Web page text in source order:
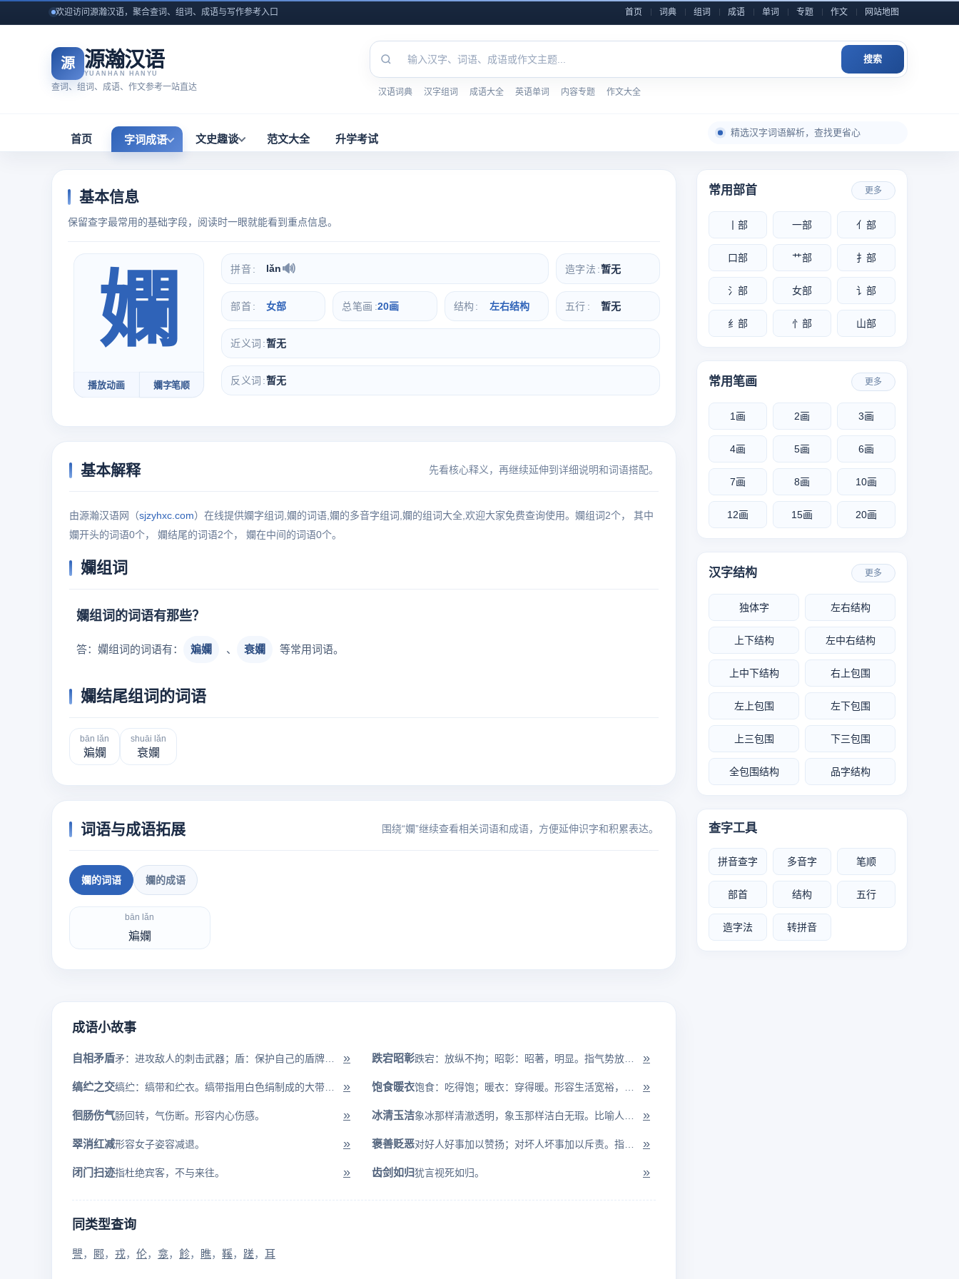
欢迎访问源瀚汉语，聚合查词、组词、成语与写作参考入口 首页 词典 组词 成语 单词 专题 作文 网站地图
源 源瀚汉语
YUANHAN HANYU
查词、组词、成语、作文参考一站直达
搜索
汉语词典 汉字组词 成语大全 英语单词 内容专题 作文大全
首页 字词成语 文史趣谈 范文大全 升学考试 精选汉字词语解析，查找更省心
小学到高中语文内容，分类检索更高效
作文金句和素材灵感，积累写作不发愁
每日积累一点，表达自然更从容
基本信息
保留查字最常用的基础字段，阅读时一眼就能看到重点信息。
孄
播放动画 孄字笔顺
拼音 lǎn🔊 造字法 暂无
部首 女部 总笔画 20画 结构 左右结构 五行 暂无
近义词 暂无
反义词 暂无
基本解释 先看核心释义，再继续延伸到详细说明和词语搭配。
由源瀚汉语网（sjzyhxc.com）在线提供孄字组词,孄的词语,孄的多音字组词,孄的组词大全,欢迎大家免费查询使用。孄组词2个， 其中
孄开头的词语0个， 孄结尾的词语2个， 孄在中间的词语0个。
孄组词
孄组词的词语有那些？
答：孄组词的词语有： 斒孄 、 衰孄 等常用词语。
孄结尾组词的词语
bān lăn
斒孄
shuāi lăn
衰孄
词语与成语拓展 围绕“孄”继续查看相关词语和成语，方便延伸识字和积累表达。
孄的词语 孄的成语
bān lǎn
斒孄
成语小故事
自相矛盾 » 跌宕昭彰 »
缟纻之交 » 饱食暖衣 »
徊肠伤气肠回转，气伤断。形容内心伤感。 » 冰清玉洁 »
翠消红减形容女子姿容减退。 » 褒善贬恶 »
闭门扫迹指杜绝宾客，不与来往。 » 齿剑如归犹言视死如归。 »
同类型查询
譻 郾 戎 伦 龛 飻 瞧 鞵 蹉 耳
常用部首 更多
丨部 一部 亻部
口部 艹部 扌部
氵部 女部 讠部
纟部 忄部 山部
常用笔画 更多
1画 2画 3画
4画 5画 6画
7画 8画 10画
12画 15画 20画
汉字结构 更多
独体字 左右结构
上下结构 左中右结构
上中下结构 右上包围
左上包围 左下包围
上三包围 下三包围
全包围结构 品字结构
查字工具
拼音查字 多音字 笔顺
部首 结构 五行
造字法 转拼音